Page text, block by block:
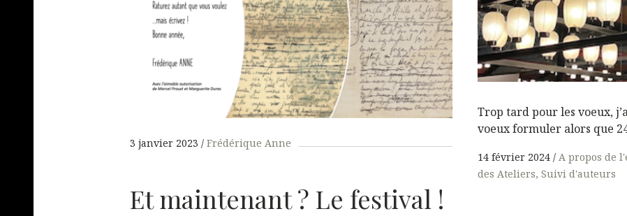
Trop tard pour les voeux,
voeux formuler alors que
14 février 2024 A propos de
des Ateliers Suivi d'auteurs
3 janvier 2023 Frédérique Anne
Et maintenant ? Le festival !